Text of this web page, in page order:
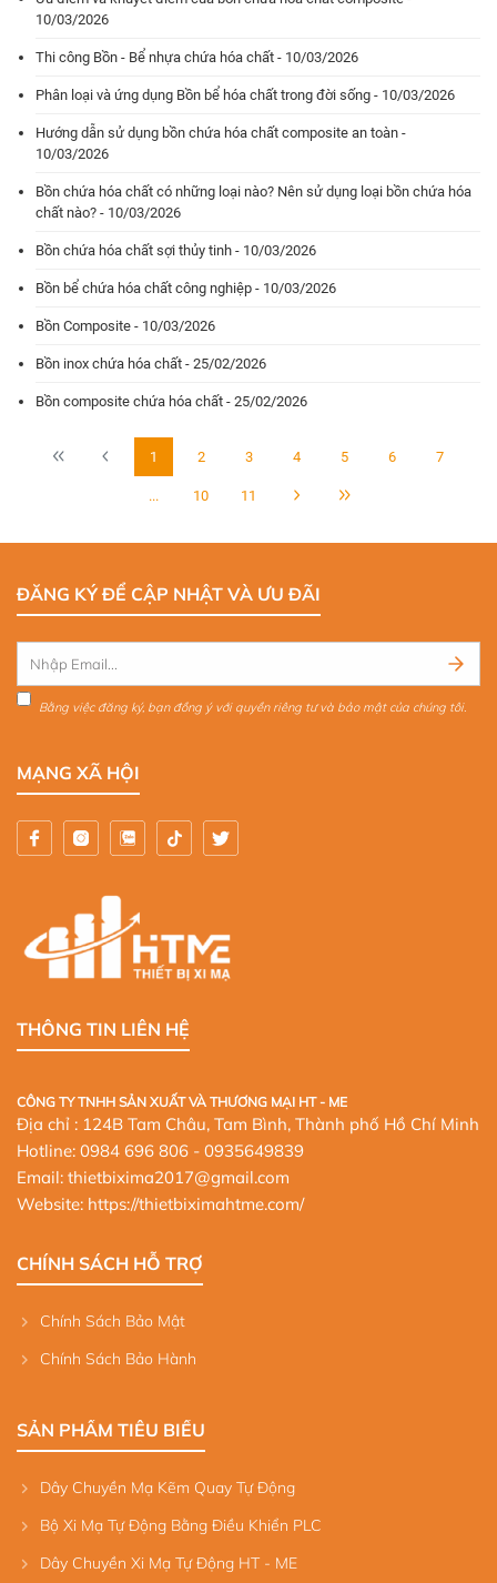
10/03/2026
Thi công Bồn - Bể nhựa chứa hóa chất - 10/03/2026
Phân loại và ứng dụng Bồn bể hóa chất trong đời sống - 10/03/2026
Hướng dẫn sử dụng bồn chứa hóa chất composite an toàn -
10/03/2026
Bồn chứa hóa chất có những loại nào? Nên sử dụng loại bồn chứa hóa
chất nào? - 10/03/2026
Bồn chứa hóa chất sợi thủy tinh - 10/03/2026
Bồn bể chứa hóa chất công nghiệp - 10/03/2026
Bồn Composite - 10/03/2026
Bồn inox chứa hóa chất - 25/02/2026
Bồn composite chứa hóa chất - 25/02/2026
1 2 3 4 5 6 7
... 10 11
ĐĂNG KÝ ĐỂ CẬP NHẬT VÀ ƯU ĐÃI
Bằng việc đăng ký, bạn đồng ý với quyền riêng tư và bảo mật của chúng tôi.
MẠNG XÃ HỘI
THÔNG TIN LIÊN HỆ
CÔNG TY TNHH SẢN XUẤT VÀ THƯƠNG MẠI HT - ME
Địa chỉ : 124B Tam Châu, Tam Bình, Thành phố Hồ Chí Minh
Hotline: 0984 696 806 - 0935649839
Email: thietbixima2017@gmail.com
Website: https://thietbiximahtme.com/
CHÍNH SÁCH HỖ TRỢ
Chính Sách Bảo Mật
Chính Sách Bảo Hành
SẢN PHẨM TIÊU BIỂU
Dây Chuyền Mạ Kẽm Quay Tự Động
Bộ Xi Mạ Tự Động Bằng Điều Khiển PLC
Dây Chuyền Xi Mạ Tự Động HT - ME